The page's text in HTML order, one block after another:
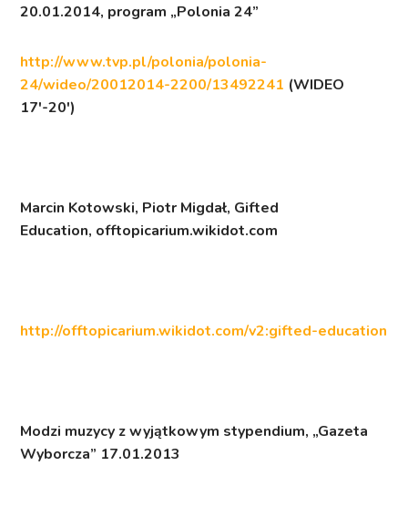
20.01.2014, program „Polonia 24”
http://www.tvp.pl/polonia/polonia-
24/wideo/20012014-2200/13492241 (WIDEO
17′-20′)
Marcin Kotowski, Piotr Migdał, Gifted
Education, offtopicarium.wikidot.com
http://offtopicarium.wikidot.com/v2:gifted-education
Modzi muzycy z wyjątkowym stypendium, „Gazeta
Wyborcza” 17.01.2013